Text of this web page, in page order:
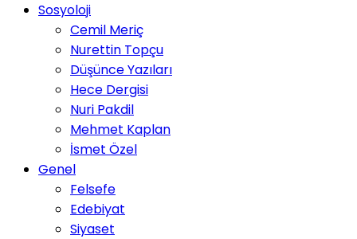
Sosyoloji
Cemil Meriç
Nurettin Topçu
Düşünce Yazıları
Hece Dergisi
Nuri Pakdil
Mehmet Kaplan
İsmet Özel
Genel
Felsefe
Edebiyat
Siyaset